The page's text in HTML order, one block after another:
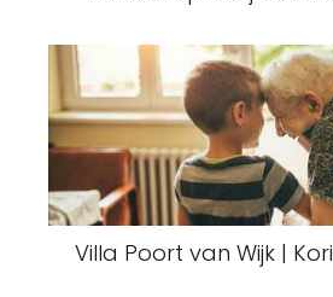
Villa Poort van Wijk |